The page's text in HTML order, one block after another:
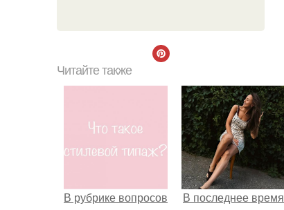
Читайте также
В рубрике вопросов
В последнее время